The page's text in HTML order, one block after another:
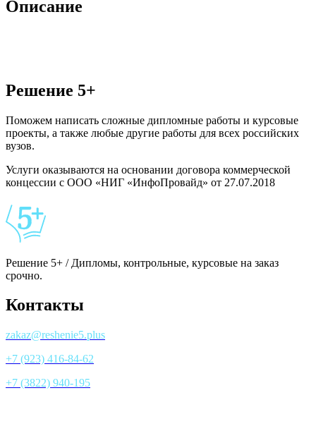
Описание
Решение 5+
Поможем написать сложные дипломные работы и курсовые
проекты, а также любые другие работы для всех российских
вузов.
Услуги оказываются на основании договора коммерческой
концессии с ООО «НИГ «ИнфоПровайд» от 27.07.2018
Решение 5+ / Дипломы, контрольные, курсовые на заказ
срочно.
Контакты
zakaz@reshenie5.plus
+7 (923) 416-84-62
+7 (3822) 940-195